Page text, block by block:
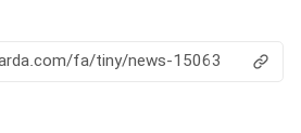
fa/tiny/news-15063